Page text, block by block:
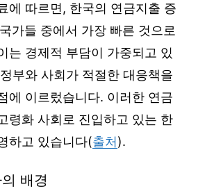
에 따르면, 한국의 연금지출 증
가들 중에서 가장 빠른 것으로
는 경제적 부담이 가중되고 있
부와 사회가 적절한 대응책을
에 이르렀습니다. 이러한 연금
령화 사회로 진입하고 있는 한
하고 있습니다(출처).
배경